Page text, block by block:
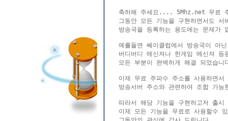
축하해 주세요.... 5Mhz.net 무료
그동안 모든 기능을 구현하면서도
방송국을 등록하는 용도에는 문제가
예를들면 쎄이클럽에서 방송국이 아
버디버디 메신져나 한게임 메신져
모든 부분이 완벽하게 해결 되었습니
이제 무료 주파수 주소를 사용하면
방송서버 주소와 관련하여 조합 가
따라서 해당 기능을 구현하고저 출
이제 모든 기능을 무료로 사용할수